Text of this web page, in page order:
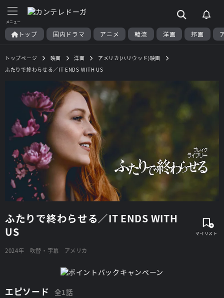
トップ 国内ドラマ アニメ 韓流 洋画 邦画
トップページ 映画 洋画
アメリカ(ハリウッド)映画
ふたりで終わらせる／IT ENDS WITH US
ふたりで終わらせる／IT ENDS WITH
US
2024年 吹替・字幕 アメリカ
エピソード 全1話